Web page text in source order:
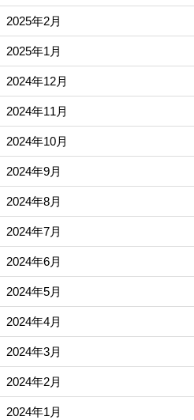
2025年2月
2025年1月
2024年12月
2024年11月
2024年10月
2024年9月
2024年8月
2024年7月
2024年6月
2024年5月
2024年4月
2024年3月
2024年2月
2024年1月